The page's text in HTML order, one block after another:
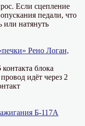
Если сцепление
педали, что
или натянуть
Рено Логан,
блока
идёт через 2
Б-117А